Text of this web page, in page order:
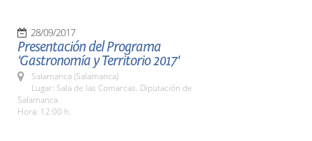
28/09/2017
Presentación del Programa
'Gastronomía y Territorio 2017'
Salamanca (Salamanca)
Lugar: Sala de las Comarcas. Diputación de
Salamanca
Hora: 12:00 h.